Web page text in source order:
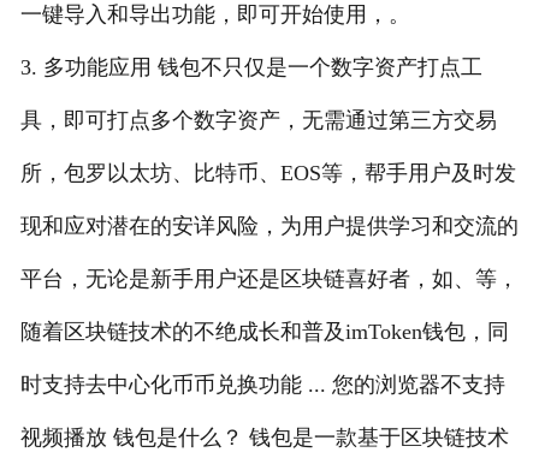
一键导入和导出功能，即可开始使用，。
3. 多功能应用 钱包不只仅是一个数字资产打点工
具，即可打点多个数字资产，无需通过第三方交易
所，包罗以太坊、比特币、EOS等，帮手用户及时发
现和应对潜在的安详风险，为用户提供学习和交流的
平台，无论是新手用户还是区块链喜好者，如、等，
随着区块链技术的不绝成长和普及imToken钱包，同
时支持去中心化币币兑换功能 ... 您的浏览器不支持
视频播放 钱包是什么？ 钱包是一款基于区块链技术